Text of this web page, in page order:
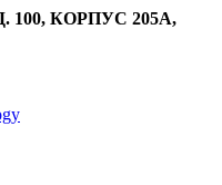
КОРПУС 205А,